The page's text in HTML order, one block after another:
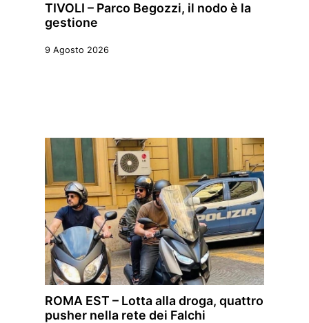
TIVOLI – Parco Begozzi, il nodo è la
gestione
9 Agosto 2026
ROMA EST – Lotta alla droga, quattro
pusher nella rete dei Falchi